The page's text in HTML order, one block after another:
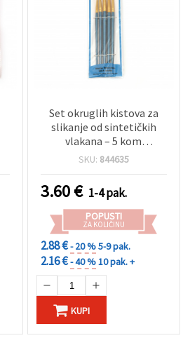
Set okruglih kistova za
slikanje od sintetičkih
vlakana – 5 kom
(asortirano)
SKU: 844635
3.60€ 1-4 pak.
POPUSTI
ZA KOLIČINU
2.88 €- 20 %5-9 pak.
2.16 €- 40 %10 pak. +
KUPI